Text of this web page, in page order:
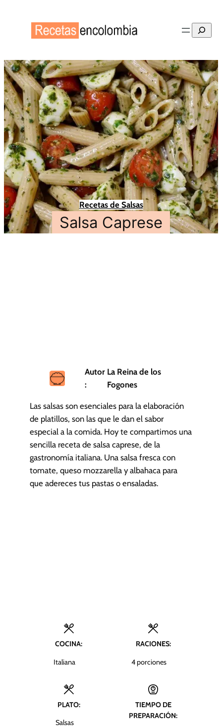
Buscar
Recetas de Salsas
Salsa Caprese
Autor
:
La Reina de los
Fogones
Las salsas son esenciales para la elaboración
de platillos, son las que le dan el sabor
especial a la comida. Hoy te compartimos una
sencilla receta de salsa caprese, de la
gastronomía italiana. Una salsa fresca con
tomate, queso mozzarella y albahaca para
que adereces tus pastas o ensaladas.
COCINA:
Italiana
RACIONES:
4porciones
PLATO:
Salsas
TIEMPO DE
PREPARACIÓN: